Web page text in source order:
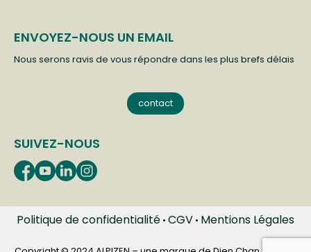
ENVOYEZ-NOUS UN EMAIL
Nous serons ravis de vous répondre dans les plus brefs délais
contact
SUIVEZ-NOUS
Politique de confidentialité • CGV • Mentions Légales